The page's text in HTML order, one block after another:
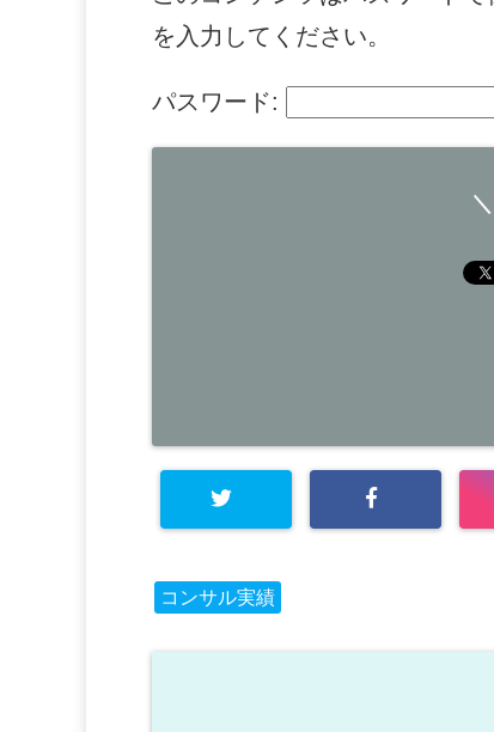
を入力してください。
パスワード:
コンサル実績